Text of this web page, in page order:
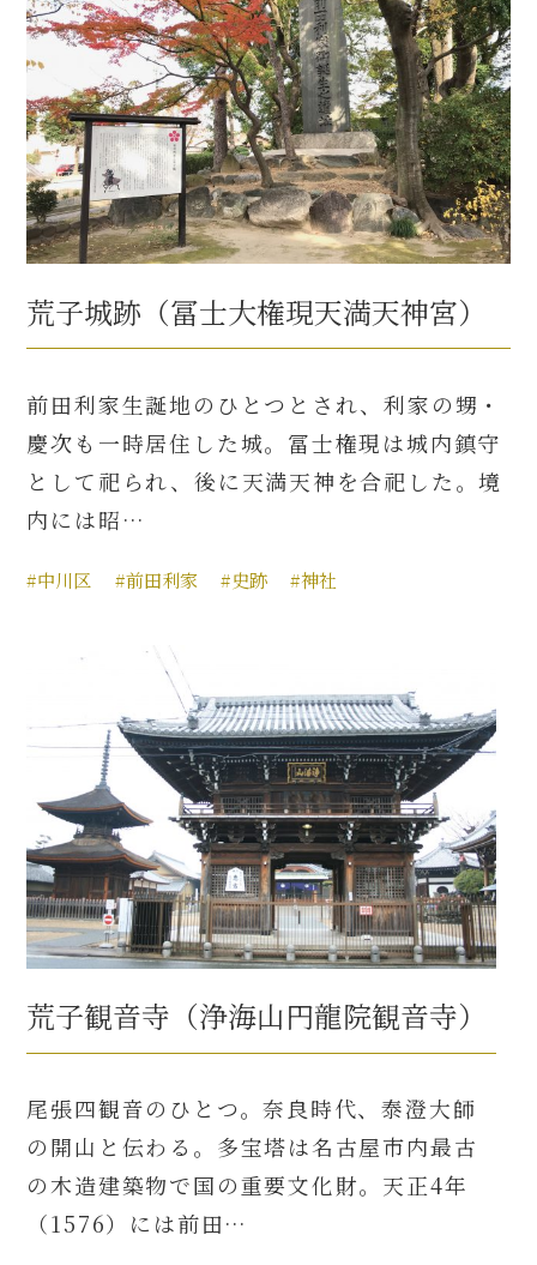
荒子城跡（冨士大権現天満天神宮）
前田利家生誕地のひとつとされ、利家の甥・
慶次も一時居住した城。冨士権現は城内鎮守
として祀られ、後に天満天神を合祀した。境
内には昭…
#中川区 #前田利家 #史跡 #神社
荒子観音寺（浄海山円龍院観音寺）
尾張四観音のひとつ。奈良時代、泰澄大師
の開山と伝わる。多宝塔は名古屋市内最古
の木造建築物で国の重要文化財。天正4年
（1576）には前田…